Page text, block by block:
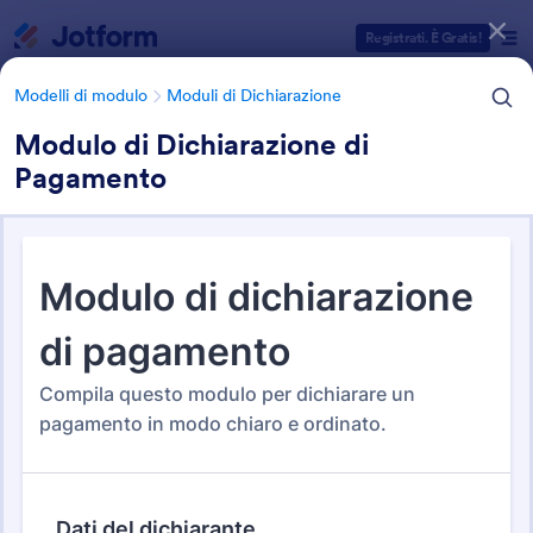
Registrati. È Gratis!
Modelli di modulo Moduli di Dichiarazione
Modulo di Dichiarazione di
Pagamento
Moduli di Dichiarazione
64 Template
Categorie Template Moduli